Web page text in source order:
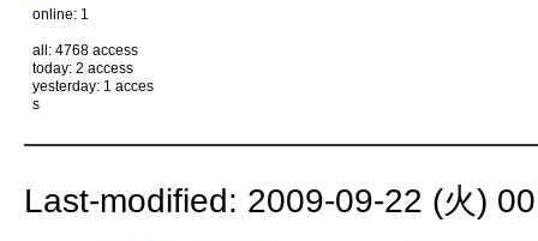
online: 1
all: 4768 access
today: 2 access
yesterday: 1 acces
s
Last-modified: 2009-09-22 (火)